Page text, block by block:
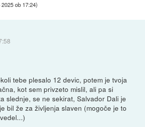
2025 ob 17:24)
tebe plesalo 12 devic, potem je tvoja
kot sem privzeto mislil, ali pa si
slednje, se ne sekirat, Salvador Dali je
bil že za življenja slaven (mogoče je to